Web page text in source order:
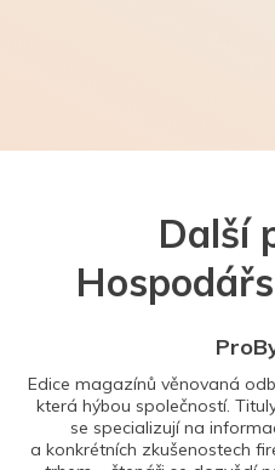
Další
Edice magazínů věnovaná
která hýbou společností.
se specializují na
a konkrétních zkušenostech